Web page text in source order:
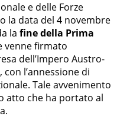
e delle Forze
la data del 4 novembre
la fine della Prima
venne firmato
dell’Impero Austro-
l’annessione di
Tale avvenimento
atto che ha portato al